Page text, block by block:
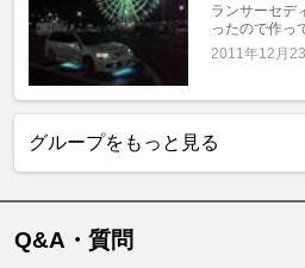
ランサーセデ
ったので作っ
2011年12月
グループをもっと見る
Q&A・質問